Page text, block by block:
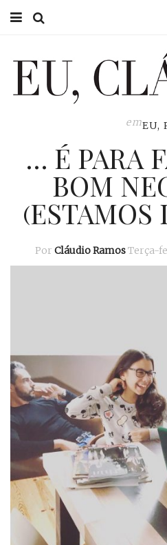
EU CLÁUDIO
EU NA TV
EU, PAI
ACTUALIDADE
emEU,
… É PARA
BOM
(ESTAMOS
Por Cláudio RamosTerça-